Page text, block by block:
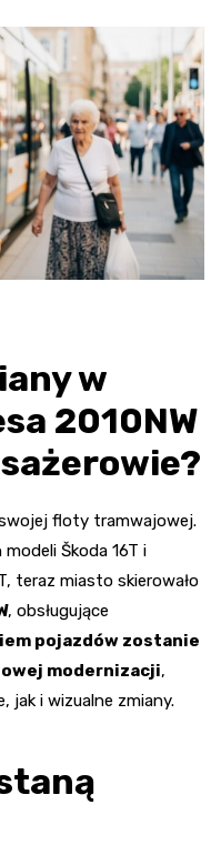
w
2010NW
floty tramwajowej.
Škoda 16T i
teraz miasto skierowało
, obsługujące
pojazdów zostanie
modernizacji,
jak i wizualne zmiany.